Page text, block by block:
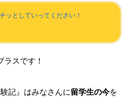
ッとしていってください！
ラスです！
記』はみなさんに留学生の今を